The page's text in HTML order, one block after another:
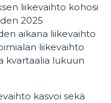
liikevaihto kohosi
2025
aikana liikevaihto
liikevaihto
kvartaalia lukuun
kasvoi sekä